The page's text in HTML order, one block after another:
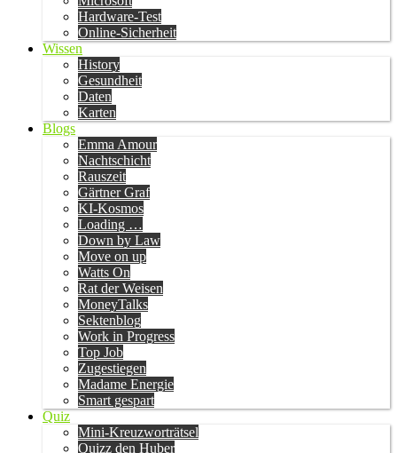
Hardware-Test
Online-Sicherheit
Wissen
History
Gesundheit
Daten
Karten
Blogs
Emma Amour
Nachtschicht
Rauszeit
Gärtner Graf
KI-Kosmos
Loading …
Down by Law
Move on up
Watts On
Rat der Weisen
MoneyTalks
Sektenblog
Work in Progress
Top Job
Zugestiegen
Madame Energie
Smart gespart
Quiz
Mini-Kreuzworträtsel
Quizz den Huber